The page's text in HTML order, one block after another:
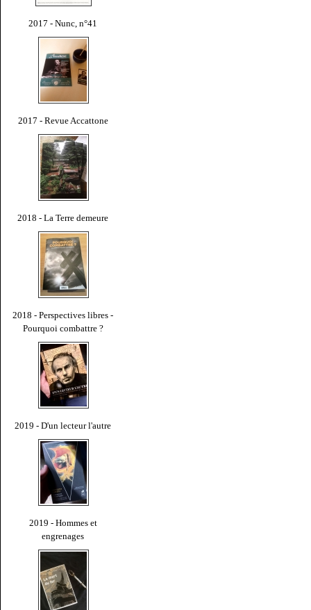
2017 - Nunc, n°41
2017 - Revue Accattone
2018 - La Terre demeure
2018 - Perspectives libres -
Pourquoi combattre ?
2019 - D'un lecteur l'autre
2019 - Hommes et
engrenages